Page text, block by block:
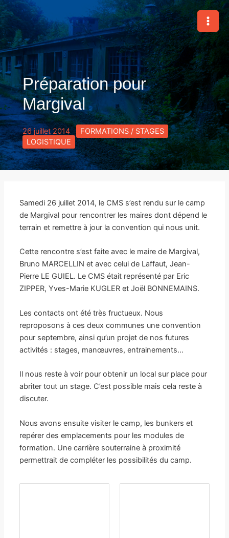
Aller
au
contenu
Préparation pour
Margival
26 juillet 2014
FORMATIONS / STAGES
LOGISTIQUE
Samedi 26 juillet 2014, le CMS s’est rendu sur le camp
de Margival pour rencontrer les maires dont dépend le
terrain et remettre à jour la convention qui nous unit.
Cette rencontre s’est faite avec le maire de Margival,
Bruno MARCELLIN et avec celui de Laffaut, Jean-
Pierre LE GUIEL. Le CMS était représenté par Eric
ZIPPER, Yves-Marie KUGLER et Joël BONNEMAINS.
Les contacts ont été très fructueux. Nous
reproposons à ces deux communes une convention
pour septembre, ainsi qu’un projet de nos futures
activités : stages, manœuvres, entrainements…
Il nous reste à voir pour obtenir un local sur place pour
abriter tout un stage. C’est possible mais cela reste à
discuter.
Nous avons ensuite visiter le camp, les bunkers et
repérer des emplacements pour les modules de
formation. Une carrière souterraine à proximité
permettrait de compléter les possibilités du camp.